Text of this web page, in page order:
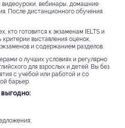
вебинары, домашние
После дистанционного обучения
кто готовится к экзаменам IELTS и
критерии выставления оценок,
и содержанием разделов.
о лучших условиях и регулярно
для взрослых и детей. Вы без
с учебой или работой и со
барьер.